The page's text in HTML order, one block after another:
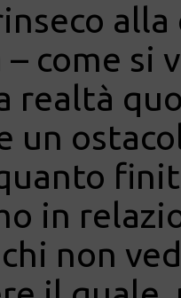
alla
come si
realtà
un
in
non